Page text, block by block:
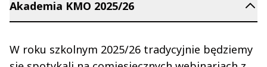
Akademia KMO 2025/26
W roku szkolnym 2025/26 tradycyjnie będziemy